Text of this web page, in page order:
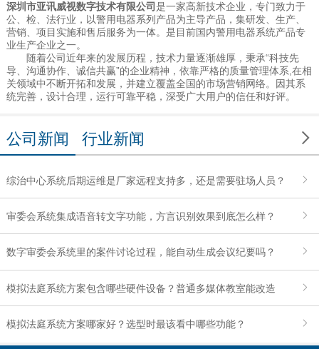
深圳市亚讯威视数字技术有限公司是一家高新技术企业，专门致力于
公、检、法行业，以警用电器系列产品为主导产品，集研发、生产、
营销、项目实施和售后服务为一体。是目前国内警用电器系统产品专
业生产企业之一。
随着公司近年来的发展历程，技术力量逐渐雄厚，秉承“科技先
导、沟通协作、诚信共赢”的企业精神，依靠严格的质量管理体系,在相
关领域中不断开拓和发展，并建立覆盖全国的市场营销网络。因其系
统完善，设计合理，运行可靠平稳，深受广大用户的信任和好评。

公司新闻 行业新闻
综治中心系统后期运维是厂家远程支持多，还是需要驻场人员？
审委会系统集成语音转文字功能，方言识别效果到底怎么样？
数字审委会系统里的案件讨论过程，能自动生成会议纪要吗？
模拟法庭系统方案包含哪些硬件设备？普通多媒体教室能改造
吗？
模拟法庭系统方案哪家好？选型时最该看中哪些功能？